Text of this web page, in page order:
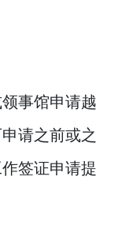
事馆申请越
请之前或之
签证申请提